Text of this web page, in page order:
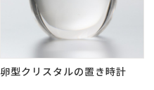
卵型クリスタルの置き時計